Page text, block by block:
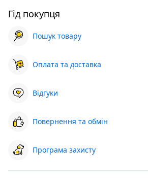
Гід покупця
Пошук товару
Оплата та доставка
Відгуки
Повернення та обмін
Програма захисту